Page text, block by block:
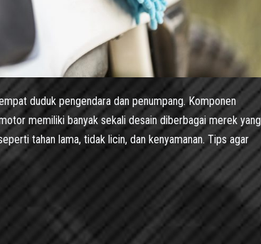
duduk pengendara dan penumpang. Komponen
memiliki banyak sekali desain diberbagai merek yang
tahan lama, tidak licin, dan kenyamanan. Tips agar